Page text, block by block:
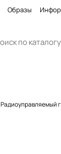
Образы
Радиоуправляемый